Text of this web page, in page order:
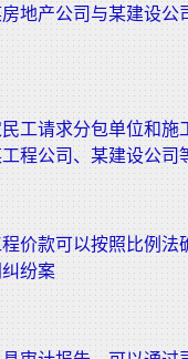
地产公司与某建设公
工请求分包单位和施
程公司、某建设公司
程价款可以按照比例
纷案